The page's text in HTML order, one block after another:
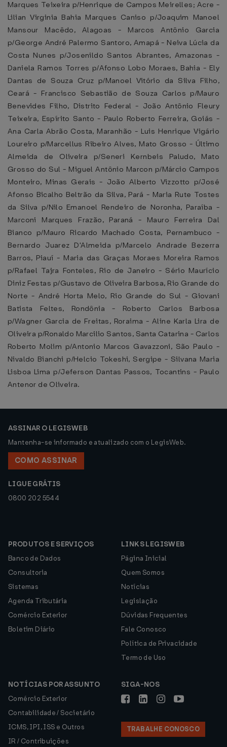
Marques Teixeira p/Henrique de Campos Meirelles; Acre -
Lilian Virginia Bahia Marques Caniso p/Joaquim Manoel
Mansour Macêdo, Alagoas - Marcos Antônio Garcia
p/George André Palermo Santoro, Amapá - Neiva Lúcia da
Costa Nunes p/Josenildo Santos Abrantes, Amazonas -
Daniela Ramos Torres p/Afonso Lobo Moraes, Bahia - Ely
Dantas de Souza Cruz p/Manoel Vitório da Silva Filho,
Ceará - Francisco Sebastião de Souza Carlos p/Mauro
Benevides Filho, Distrito Federal - João Antônio Fleury
Teixeira, Espírito Santo - Paulo Roberto Ferreira, Goiás -
Ana Carla Abrão Costa, Maranhão - Luis Henrique Vigário
Loureiro p/Marcellus Ribeiro Alves, Mato Grosso - Último
Almeida de Oliveira p/Seneri Kernbeis Paludo, Mato
Grosso do Sul - Miguel Antônio Marcon p/Márcio Campos
Monteiro, Minas Gerais - João Alberto Vizzotto p/José
Afonso Bicalho Beltrão da Silva, Pará - Maria Rute Tostes
da Silva p/Nilo Emanoel Rendeiro de Noronha, Paraíba -
Marconi Marques Frazão, Paraná - Mauro Ferreira Dal
Bianco p/Mauro Ricardo Machado Costa, Pernambuco -
Bernardo Juarez D'Almeida p/Marcelo Andrade Bezerra
Barros, Piauí - Maria das Graças Moraes Moreira Ramos
p/Rafael Tajra Fonteles, Rio de Janeiro - Sério Maurício
Diniz Festas p/Gustavo de Oliveira Barbosa, Rio Grande do
Norte - André Horta Melo, Rio Grande do Sul - Giovani
Batista Feltes, Rondônia - Roberto Carlos Barbosa
p/Wagner Garcia de Freitas, Roraima - Aline Karla Lira de
Oliveira p/Ronaldo Marcilio Santos, Santa Catarina - Carlos
Roberto Molim p/Antonio Marcos Gavazzoni, São Paulo -
Nivaldo Bianchi p/Helcio Tokeshi, Sergipe - Silvana Maria
Lisboa Lima p/Jeferson Dantas Passos, Tocantins - Paulo
Antenor de Oliveira.
ASSINAR O LEGISWEB
Mantenha-se informado e atualizado com o LegisWeb.
COMO ASSINAR
LIGUE GRÁTIS
0800 202 5544
PRODUTOS E SERVIÇOS
Banco de Dados
Consultoria
Sistemas
Agenda Tributária
Comércio Exterior
Boletim Diário
LINKS LEGISWEB
Página Inicial
Quem Somos
Notícias
Legislação
Dúvidas Frequentes
Fale Conosco
Política de Privacidade
Termo de Uso
NOTÍCIAS POR ASSUNTO
Comércio Exterior
Contabilidade / Societário
ICMS, IPI, ISS e Outros
IR / Contribuições
SIGA-NOS
TRABALHE CONOSCO